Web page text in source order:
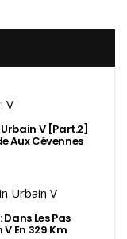
V [Part.2]
Aux Cévennes
Dans Les Pas
V En 329 Km